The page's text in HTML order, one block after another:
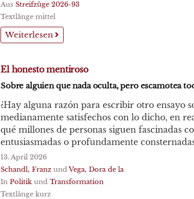
Aus Streifzüge 2026-93
Textlänge mittel
Weiterlesen
El honesto mentiroso
Sobre alguien que nada oculta, pero escamotea
¿Hay alguna razón para escribir otro ensayo
medianamente satisfechos con lo dicho, en
qué millones de personas siguen fascinadas
entusiasmadas o profundamente
13. April 2026
Schandl, Franz undVega, Dora de la
In Politik und Transformation
Textlänge kurz